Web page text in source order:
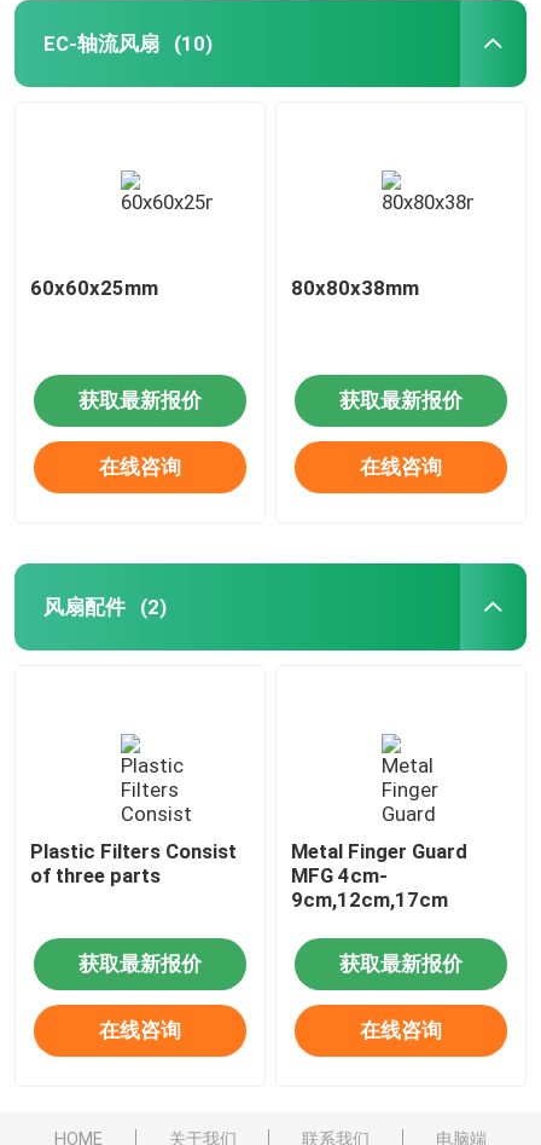
EC-轴流风扇 (10)
60x60x25mm
获取最新报价
在线咨询
80x80x38mm
获取最新报价
在线咨询
风扇配件 (2)
Plastic Filters Consist
of three parts
获取最新报价
在线咨询
Metal Finger Guard
MFG 4cm-
9cm,12cm,17cm
获取最新报价
在线咨询
HOME 关于我们 联系我们 电脑端